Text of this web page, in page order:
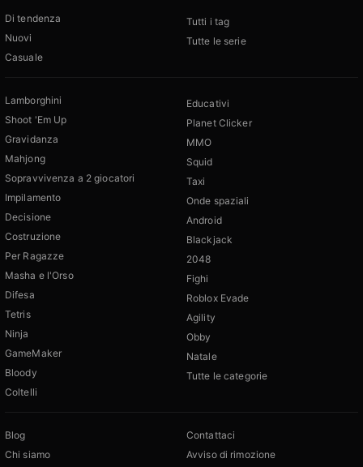
Di tendenza
Nuovi
Casuale
Tutti i tag
Tutte le serie
Lamborghini
Shoot 'Em Up
Gravidanza
Mahjong
Sopravvivenza a 2 giocatori
Impilamento
Decisione
Costruzione
Per Ragazze
Masha e l'Orso
Difesa
Tetris
Ninja
GameMaker
Bloody
Coltelli
Educativi
Planet Clicker
MMO
Squid
Taxi
Onde spaziali
Android
Blackjack
2048
Fighi
Roblox Evade
Agility
Obby
Natale
Tutte le categorie
Blog
Chi siamo
Contattaci
Avviso di rimozione